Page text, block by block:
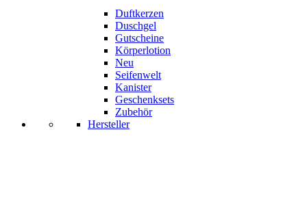
Duftkerzen
Duschgel
Gutscheine
Körperlotion
Neu
Seifenwelt
Kanister
Geschenksets
Zubehör
Hersteller